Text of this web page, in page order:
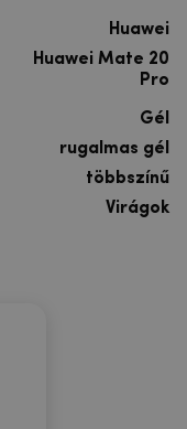
Huawei
Huawei Mate 20
Pro
Gél
rugalmas gél
többszínű
Virágok